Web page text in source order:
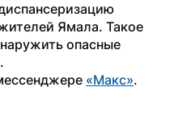
Ямала. Такое
опасные
«Макс».